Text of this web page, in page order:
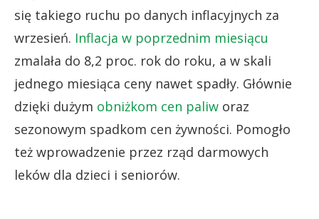
się takiego ruchu po danych inflacyjnych za
wrzesień. Inflacja w poprzednim miesiącu
zmalała do 8,2 proc. rok do roku, a w skali
jednego miesiąca ceny nawet spadły. Głównie
dzięki dużym obniżkom cen paliw oraz
sezonowym spadkom cen żywności. Pomogło
też wprowadzenie przez rząd darmowych
leków dla dzieci i seniorów.